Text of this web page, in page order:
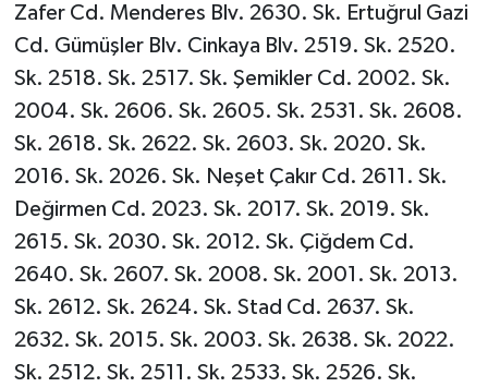
Zafer Cd. Menderes Blv. 2630. Sk. Ertuğrul Gazi
Cd. Gümüşler Blv. Cinkaya Blv. 2519. Sk. 2520.
Sk. 2518. Sk. 2517. Sk. Şemikler Cd. 2002. Sk.
2004. Sk. 2606. Sk. 2605. Sk. 2531. Sk. 2608.
Sk. 2618. Sk. 2622. Sk. 2603. Sk. 2020. Sk.
2016. Sk. 2026. Sk. Neşet Çakır Cd. 2611. Sk.
Değirmen Cd. 2023. Sk. 2017. Sk. 2019. Sk.
2615. Sk. 2030. Sk. 2012. Sk. Çiğdem Cd.
2640. Sk. 2607. Sk. 2008. Sk. 2001. Sk. 2013.
Sk. 2612. Sk. 2624. Sk. Stad Cd. 2637. Sk.
2632. Sk. 2015. Sk. 2003. Sk. 2638. Sk. 2022.
Sk. 2512. Sk. 2511. Sk. 2533. Sk. 2526. Sk.